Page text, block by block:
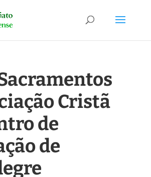
Cristã
de
de